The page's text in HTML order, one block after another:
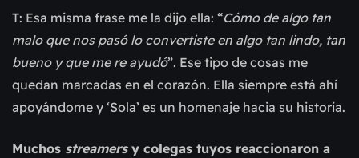
T: Esa misma frase me la dijo ella: “Cómo de algo tan
malo que nos pasó lo convertiste en algo tan lindo, tan
bueno y que me re ayudó”. Ese tipo de cosas me
quedan marcadas en el corazón. Ella siempre está ahí
apoyándome y ‘Sola’ es un homenaje hacia su historia.
Muchos streamersy colegas tuyos reaccionaron a